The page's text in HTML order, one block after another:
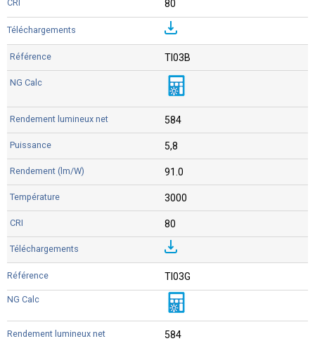
80
TI03B
584
5,8
91.0
3000
80
TI03G
584